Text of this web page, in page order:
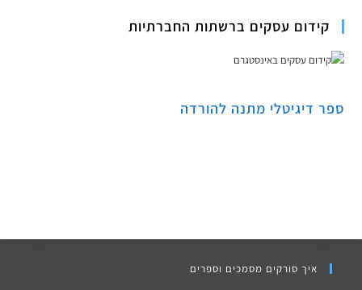
קידום עסקים ברשתות החברתיות
ספר דיגיטלי מתנה להורדה
איך סורקים מסמכים וספרים